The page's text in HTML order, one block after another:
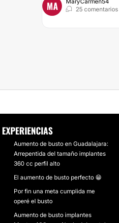
MA
25 comentarios
EXPERIENCIAS
Aumento de busto en Guadalajara:
Arrepentida del tamaño implantes
360 cc perfil alto
El aumento de busto perfecto 😁
Por fin una meta cumplida me
operé el busto
Aumento de busto implantes